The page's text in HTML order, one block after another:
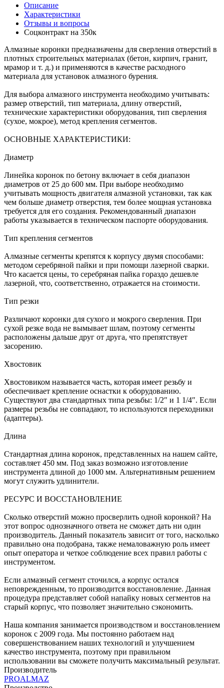
Описание
Характеристики
Отзывы и вопросы
Соцконтракт на 350к
Алмазные коронки предназначены для сверления отверстий в
плотных строительных материалах (бетон, кирпич, гранит,
мрамор и т. д.) и применяются в качестве расходного
материала для установок алмазного бурения.
Для выбора алмазного инструмента необходимо учитывать:
размер отверстий, тип материала, длину отверстий,
технические характеристики оборудования, тип сверления
(сухое, мокрое), метод крепления сегментов.
ОСНОВНЫЕ ХАРАКТЕРИСТИКИ:
Диаметр
Линейка коронок по бетону включает в себя диапазон
диаметров от 25 до 600 мм. При выборе необходимо
учитывать мощность двигателя алмазной установки, так как
чем больше диаметр отверстия, тем более мощная установка
требуется для его создания. Рекомендованный диапазон
работы указывается в техническом паспорте оборудования.
Тип крепления сегментов
Алмазные сегменты крепятся к корпусу двумя способами:
методом серебряной пайки и при помощи лазерной сварки.
Что касается цены, то серебряная пайка гораздо дешевле
лазерной, что, соответственно, отражается на стоимости.
Тип резки
Различают коронки для сухого и мокрого сверления. При
сухой резке вода не вымывает шлам, поэтому сегменты
расположены дальше друг от друга, что препятствует
засорению.
Хвостовик
Хвостовиком называется часть, которая имеет резьбу и
обеспечивает крепление оснастки к оборудованию.
Существуют два стандартных типа резьбы: 1/2″ и 1 1/4″. Если
размеры резьбы не совпадают, то используются переходники
(адаптеры).
Длина
Стандартная длина коронок, представленных на нашем сайте,
составляет 450 мм. Под заказ возможно изготовление
инструмента длиной до 1000 мм. Альтернативным решением
могут служить удлинители.
РЕСУРС И ВОССТАНОВЛЕНИЕ
Сколько отверстий можно просверлить одной коронкой? На
этот вопрос однозначного ответа не сможет дать ни один
производитель. Данный показатель зависит от того, насколько
правильно она подобрана, также немаловажную роль имеет
опыт оператора и четкое соблюдение всех правил работы с
инструментом.
Если алмазный сегмент сточился, а корпус остался
неповрежденным, то производится восстановление. Данная
процедура представляет собой напайку новых сегментов на
старый корпус, что позволяет значительно сэкономить.
Наша компания занимается производством и восстановлением
коронок с 2009 года. Мы постоянно работаем над
совершенствованием наших технологий и улучшением
качество инструмента, поэтому при правильном
использовании вы сможете получить максимальный результат.
Производитель
PROALMAZ